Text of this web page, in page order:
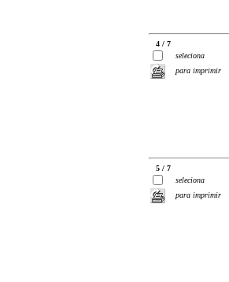
4 / 7
seleciona
para imprimir
5 / 7
seleciona
para imprimir